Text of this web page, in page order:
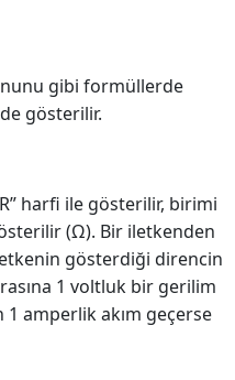
gibi formüllerde
gösterilir.
harfi ile gösterilir, birimi
(Ω). Bir iletkenden
gösterdiği direncin
1 voltluk bir gerilim
1 amperlik akım geçerse